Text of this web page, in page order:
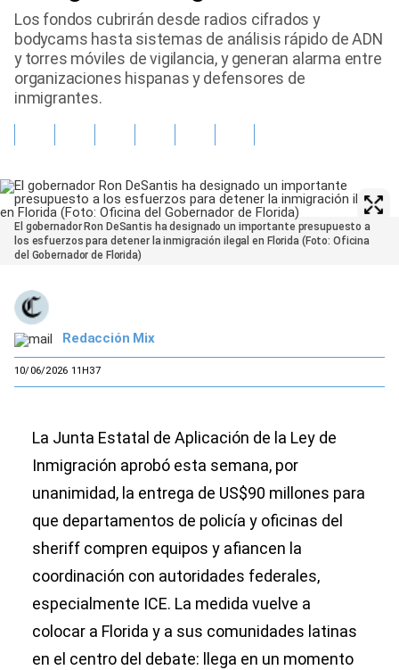
Tendencias Mix
Sports
Los fondos cubrirán desde radios cifrados y
bodycams hasta sistemas de análisis rápido de ADN
y torres móviles de vigilancia, y generan alarma entre
organizaciones hispanas y defensores de
inmigrantes.
El gobernador Ron DeSantis ha designado un importante presupuesto a
los esfuerzos para detener la inmigración ilegal en Florida (Foto: Oficina
del Gobernador de Florida)
Redacción Mix
10/06/2026 11H37
La Junta Estatal de Aplicación de la Ley de
Inmigración aprobó esta semana, por
unanimidad, la entrega de US$90 millones para
que departamentos de policía y oficinas del
sheriff compren equipos y afiancen la
coordinación con autoridades federales,
especialmente ICE. La medida vuelve a
colocar a Florida y a sus comunidades latinas
en el centro del debate: llega en un momento